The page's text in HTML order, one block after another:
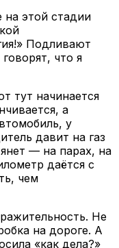
этой стадии
Подливают
что я
тут начинается
а
у
давит на газ
— на парах, на
даётся с
чем
Не
на дороге. А
«как дела?»